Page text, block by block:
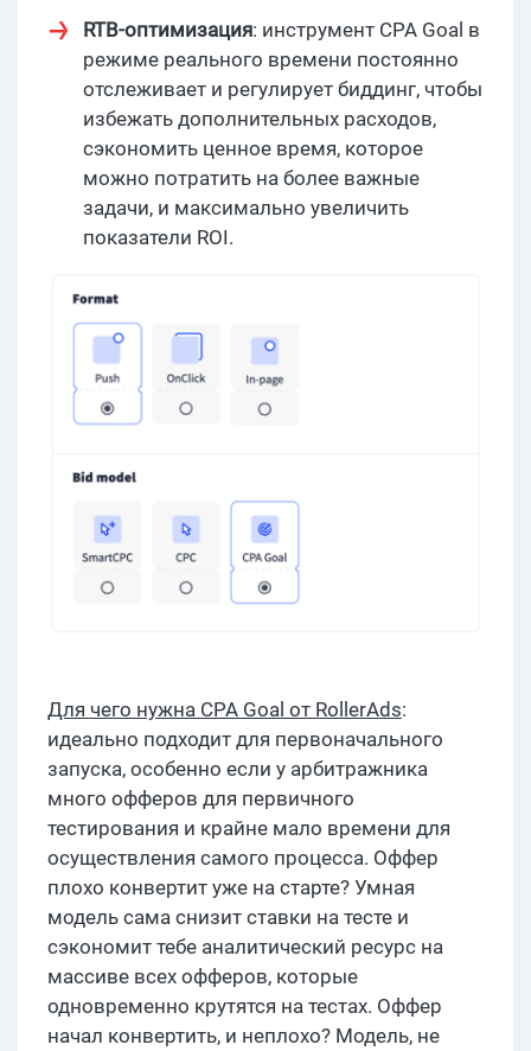
RTB-оптимизация: инструмент CPA Goal в
режиме реального времени постоянно
отслеживает и регулирует биддинг, чтобы
избежать дополнительных расходов,
сэкономить ценное время, которое
можно потратить на более важные
задачи, и максимально увеличить
показатели ROI.
Для чего нужна CPA Goal от RollerAds:
идеально подходит для первоначального
запуска, особенно если у арбитражника
много офферов для первичного
тестирования и крайне мало времени для
осуществления самого процесса. Оффер
плохо конвертит уже на старте? Умная
модель сама снизит ставки на тесте и
сэкономит тебе аналитический ресурс на
массиве всех офферов, которые
одновременно крутятся на тестах. Оффер
начал конвертить, и неплохо? Модель, не